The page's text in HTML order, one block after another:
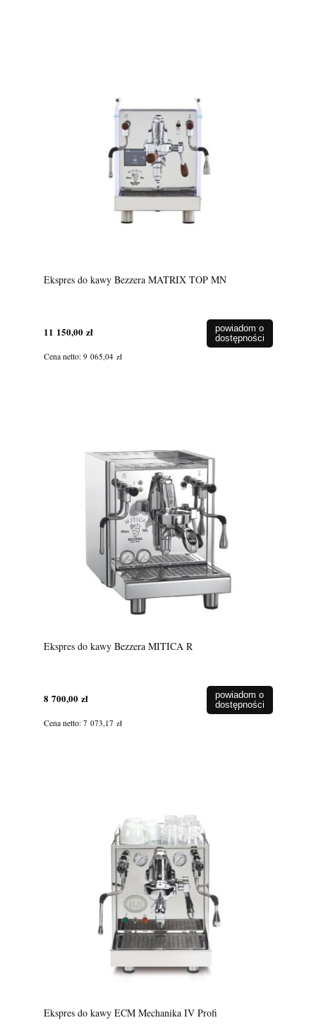
Ekspres do kawy Bezzera MATRIX TOP MN
11 150,00 zł
Cena netto: 9 065,04 zł
powiadom o
dostępności
Ekspres do kawy Bezzera MITICA R
8 700,00 zł
Cena netto: 7 073,17 zł
powiadom o
dostępności
Ekspres do kawy ECM Mechanika IV Profi